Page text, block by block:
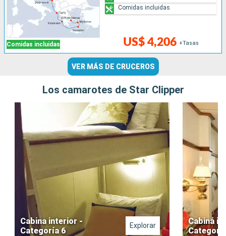
Comidas incluidas US$ 4,206 +Tasas
Comidas incluidas
VER MÁS DE CRUCEROS
Los camarotes de Star Clipper
Cabina interior -
Categoría 6
Explorar
Cabina